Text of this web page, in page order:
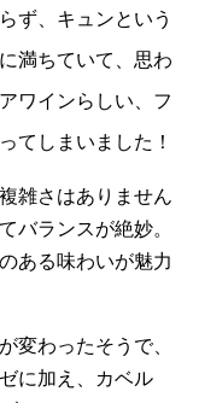
ず、キュンという
満ちていて、思わ
ワインらしい、フ
てしまいました！
雑さはありません
バランスが絶妙。
ある味わいが魅力
変わったそうで、
に加え、カベル